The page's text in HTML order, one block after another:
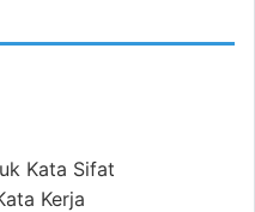
Kata Sifat
Kerja